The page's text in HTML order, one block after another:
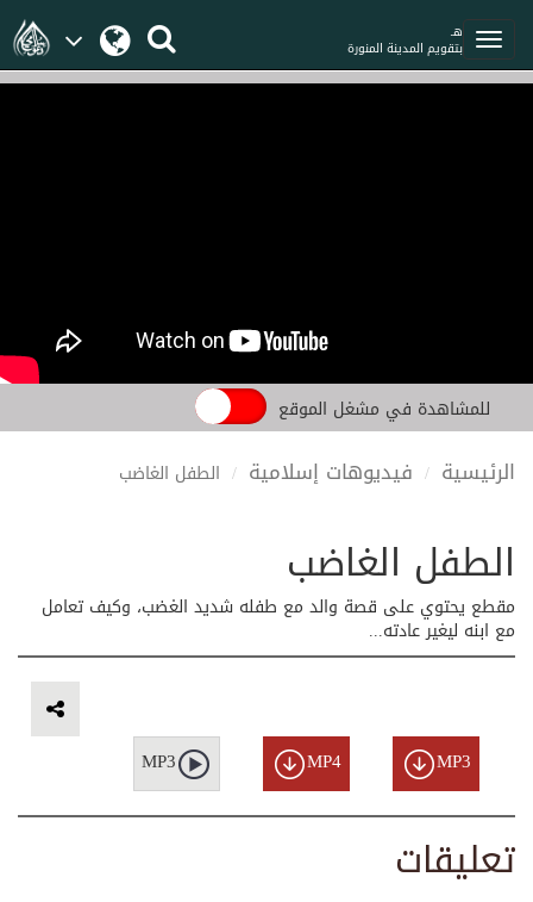
هـ
بتقويم المدينة المنورة
للمشاهدة في مشغل الموقع
الرئيسية فيديوهات إسلامية الطفل الغاضب
الطفل الغاضب
مقطع يحتوي على قصة والد مع طفله شديد الغضب، وكيف تعامل
مع ابنه ليغير عادته...
MP3
MP4
MP3
تعليقات